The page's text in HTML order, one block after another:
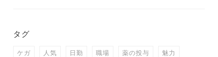
タグ
ケガ 人気 日勤 職場 薬の投与 魅力